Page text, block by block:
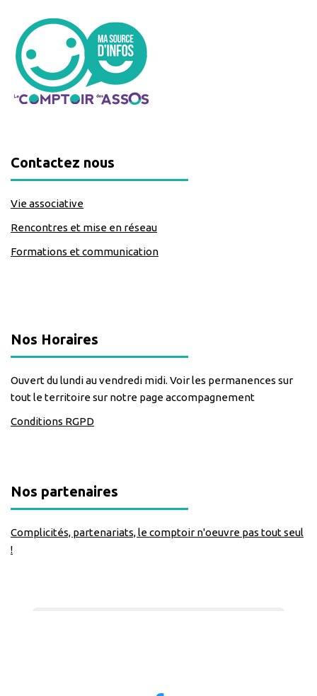
Contactez nous
Vie associative
Rencontres et mise en réseau
Formations et communication
Nos Horaires
Ouvert du lundi au vendredi midi. Voir les permanences sur
tout le territoire sur notre page accompagnement
Conditions RGPD
Nos partenaires
Complicités, partenariats, le comptoir n'oeuvre pas tout seul
!